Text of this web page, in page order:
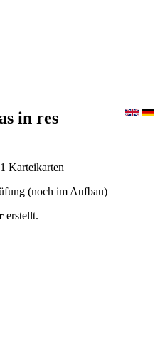
in res
Karteikarten
(noch im Aufbau)
erstellt.